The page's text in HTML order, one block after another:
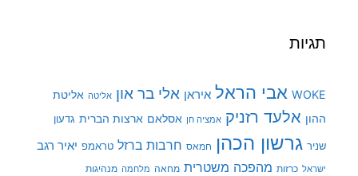
תגיות
WOKE אבי הראל איראן אלי בר און אליטה אליטת
ההון אלעד רזניק אמציה חן אסלאם ארצות הברית גדעון
שניר גרשון הכהן חמאס חרבות ברזל טראמפ יאיר רגב
ישראל כרזות מהפכה משטרית מחאה מלחמה מנהיגות